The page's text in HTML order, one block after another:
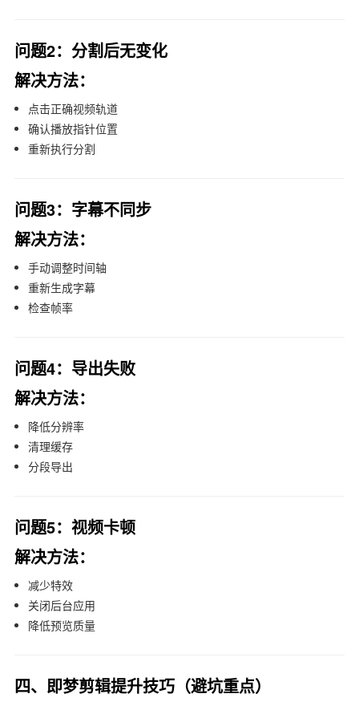
问题2：分割后无变化
解决方法：
点击正确视频轨道
确认播放指针位置
重新执行分割
问题3：字幕不同步
解决方法：
手动调整时间轴
重新生成字幕
检查帧率
问题4：导出失败
解决方法：
降低分辨率
清理缓存
分段导出
问题5：视频卡顿
解决方法：
减少特效
关闭后台应用
降低预览质量
四、即梦剪辑提升技巧（避坑重点）